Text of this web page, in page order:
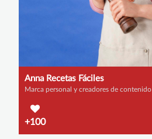
Anna Recetas Fáciles
Marca personal y creadores de contenido
+100